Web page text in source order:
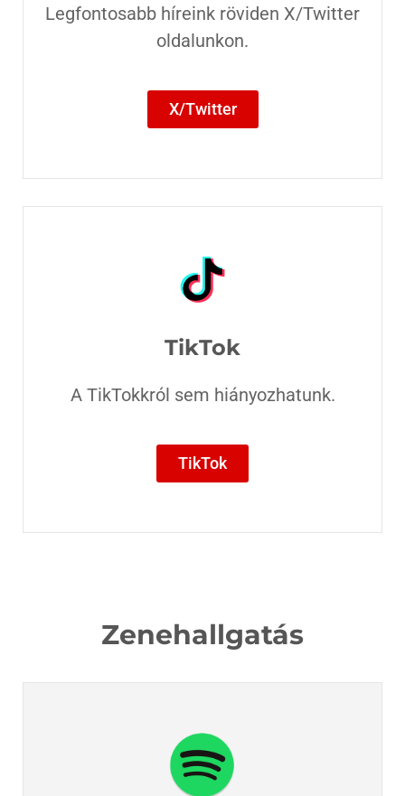
Legfontosabb híreink röviden X/Twitter
oldalunkon.
X/Twitter
TikTok
A TikTokkról sem hiányozhatunk.
TikTok
Zenehallgatás